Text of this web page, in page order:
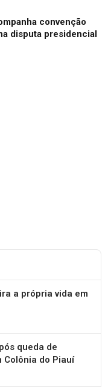
convenção
disputa presidencial
a própria vida em
queda de
Colônia do Piauí